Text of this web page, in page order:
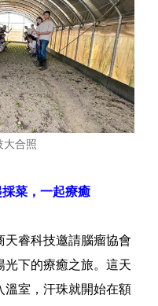
大合照
菜，一起療癒
天睿科技邀請腦瘤協會
光下的療癒之旅。這天
溫室，汗珠就開始在額